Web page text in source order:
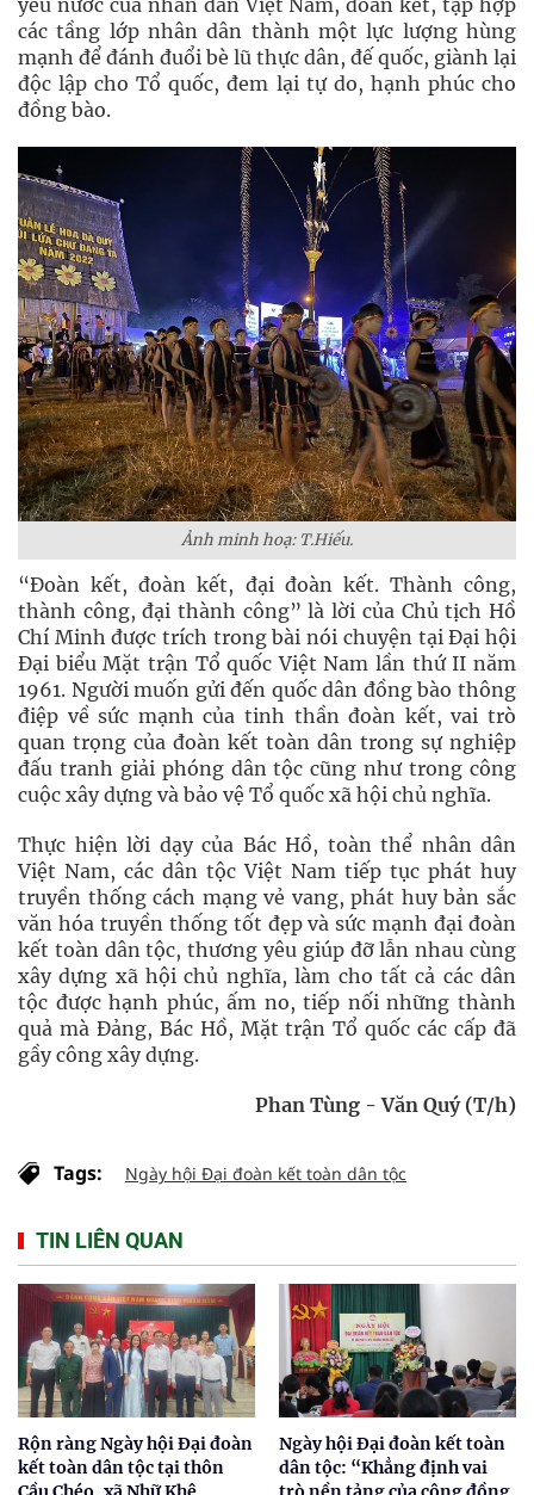
yêu nước của nhân dân Việt Nam, đoàn kết, tập hợp
các tầng lớp nhân dân thành một lực lượng hùng
mạnh để đánh đuổi bè lũ thực dân, đế quốc, giành lại
độc lập cho Tổ quốc, đem lại tự do, hạnh phúc cho
đồng bào.
Ảnh minh hoạ: T.Hiếu.
“Đoàn kết, đoàn kết, đại đoàn kết. Thành công,
thành công, đại thành công” là lời của Chủ tịch Hồ
Chí Minh được trích trong bài nói chuyện tại Đại hội
Đại biểu Mặt trận Tổ quốc Việt Nam lần thứ II năm
1961. Người muốn gửi đến quốc dân đồng bào thông
điệp về sức mạnh của tinh thần đoàn kết, vai trò
quan trọng của đoàn kết toàn dân trong sự nghiệp
đấu tranh giải phóng dân tộc cũng như trong công
cuộc xây dựng và bảo vệ Tổ quốc xã hội chủ nghĩa.
Thực hiện lời dạy của Bác Hồ, toàn thể nhân dân
Việt Nam, các dân tộc Việt Nam tiếp tục phát huy
truyền thống cách mạng vẻ vang, phát huy bản sắc
văn hóa truyền thống tốt đẹp và sức mạnh đại đoàn
kết toàn dân tộc, thương yêu giúp đỡ lẫn nhau cùng
xây dựng xã hội chủ nghĩa, làm cho tất cả các dân
tộc được hạnh phúc, ấm no, tiếp nối những thành
quả mà Đảng, Bác Hồ, Mặt trận Tổ quốc các cấp đã
gầy công xây dựng.
Phan Tùng - Văn Quý (T/h)
Tags: Ngày hội Đại đoàn kết toàn dân tộc
TIN LIÊN QUAN
Rộn ràng Ngày hội Đại đoàn
kết toàn dân tộc tại thôn
Ngày hội Đại đoàn kết toàn
dân tộc: “Khẳng định vai